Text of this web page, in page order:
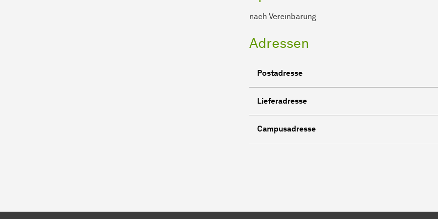
nach Vereinbarung
Adressen
Postadresse
Lieferadresse
Campusadresse